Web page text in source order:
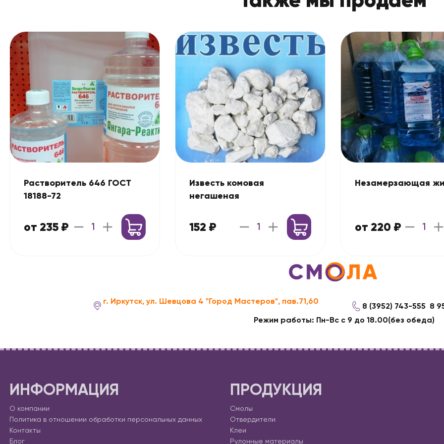
Растворитель 646 ГОСТ
18188-72
от 235 ₽
Известь комовая
негашеная
152 ₽
Незамерзающая
от 220 ₽
г. Иркутск, ул. Шевцова 4 "Город Мастеров", пав.71,60 8 (3952) 743-555 8
Режим работы: Пн-Вс с 9 до 18.00(без обеда)
ИНФОРМАЦИЯ
О компании
Политика в отношении обработки персональных данных
Контакты
Блог
ПРОДУКЦИЯ
Смолы
Отвердители
Клеи
Рулонные материалы